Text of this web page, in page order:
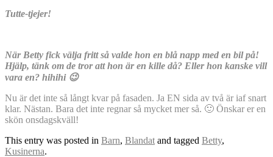
Tutte-tjejer!
När Betty fick välja fritt så valde hon en blå napp med en bil på!
Hjälp, tänk om de tror att hon är en kille då? Eller hon kanske vill
vara en? hihihi 😉
Nu är det inte så långt kvar på fasaden. Ja EN sida av två är iaf snart
klar. Nästan. Bara det inte regnar så mycket mer så. 🙂 Önskar er en
skön onsdagskväll!
This entry was posted in Barn, Blandat and tagged Betty,
Kusinerna.